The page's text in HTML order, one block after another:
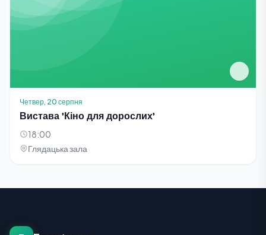
Четвер, 20 серпня
Вистава 'Кіно для дорослих'
18:00
Глядацька зала